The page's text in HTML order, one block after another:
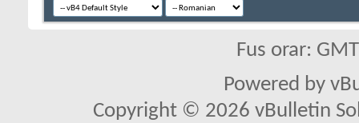
Fus orar:
Powered by
Copyright © 2026 vBulletin